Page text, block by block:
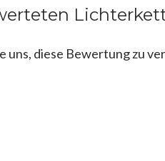
diese Bewertung zu